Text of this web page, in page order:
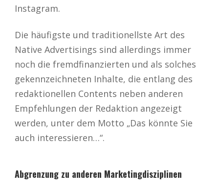
Instagram.
Die häufigste und traditionellste Art des
Native Advertisings sind allerdings immer
noch die fremdfinanzierten und als solches
gekennzeichneten Inhalte, die entlang des
redaktionellen Contents neben anderen
Empfehlungen der Redaktion angezeigt
werden, unter dem Motto „Das könnte Sie
auch interessieren…“.
Abgrenzung zu anderen Marketingdisziplinen